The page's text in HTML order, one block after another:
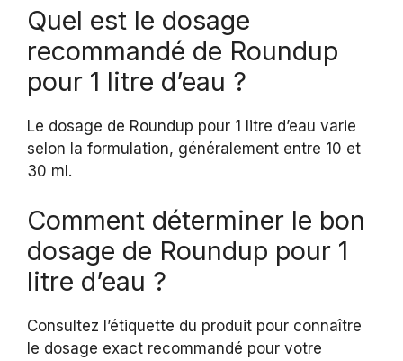
Quel est le dosage
recommandé de Roundup
pour 1 litre d’eau ?
Le dosage de Roundup pour 1 litre d’eau varie
selon la formulation, généralement entre 10 et
30 ml.
Comment déterminer le bon
dosage de Roundup pour 1
litre d’eau ?
Consultez l’étiquette du produit pour connaître
le dosage exact recommandé pour votre